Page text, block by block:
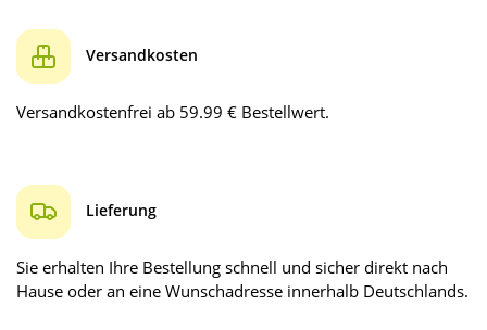
Versandkosten
Versandkostenfrei ab 59.99 € Bestellwert.
Lieferung
Sie erhalten Ihre Bestellung schnell und sicher direkt nach
Hause oder an eine Wunschadresse innerhalb Deutschlands.